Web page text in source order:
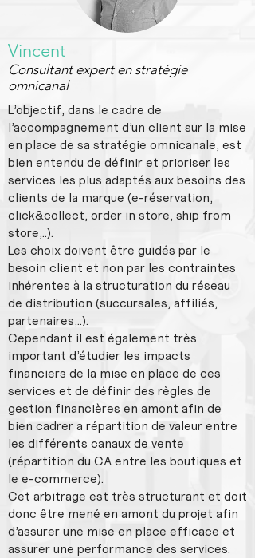
Vincent
Consultant expert en stratégie
omnicanal
L’objectif, dans le cadre de
l’accompagnement d’un client sur la mise
en place de sa stratégie omnicanale, est
bien entendu de définir et prioriser les
services les plus adaptés aux besoins des
clients de la marque (e-réservation,
click&collect, order in store, ship from
store,..).
Les choix doivent être guidés par le
besoin client et non par les contraintes
inhérentes à la structuration du réseau
de distribution (succursales, affiliés,
partenaires,..).
Cependant il est également très
important d’étudier les impacts
financiers de la mise en place de ces
services et de définir des règles de
gestion financières en amont afin de
bien cadrer a répartition de valeur entre
les différents canaux de vente
(répartition du CA entre les boutiques et
le e-commerce).
Cet arbitrage est très structurant et doit
donc être mené en amont du projet afin
d’assurer une mise en place efficace et
assurer une performance des services.